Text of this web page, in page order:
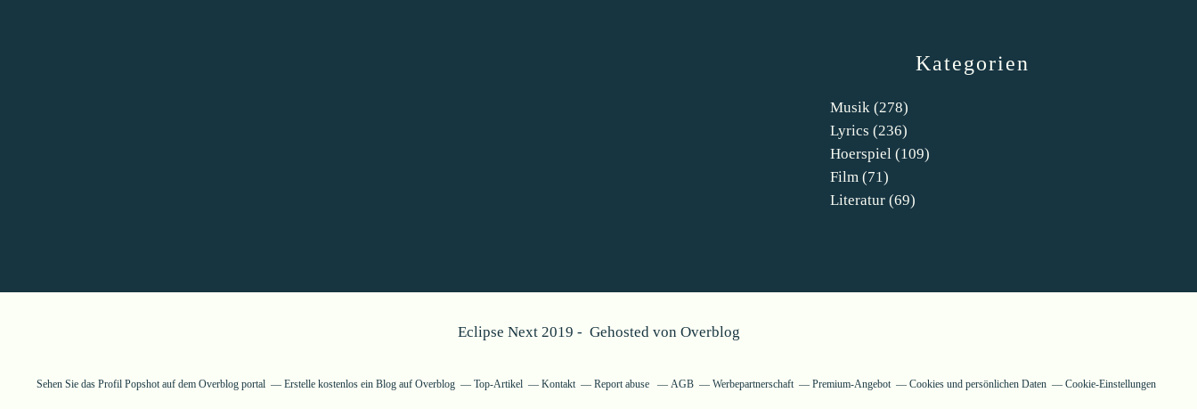
Kategorien
Musik (278)
Lyrics (236)
Hoerspiel (109)
Film (71)
Literatur (69)
Eclipse Next 2019 - Gehosted von Overblog
Sehen Sie das Profil Popshotauf dem Overblog portal Erstelle kostenlos ein Blog auf Overblog Top-Artikel Kontakt Report abuse AGB Werbepartnerschaft Premium-Angebot Cookies und persönlichen Daten Cookie-Einstellungen